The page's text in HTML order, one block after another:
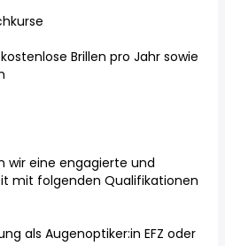
Brillen pro Jahr sowie
wir eine engagierte und
mit folgenden Qualifikationen
als Augenoptiker:in EFZ oder